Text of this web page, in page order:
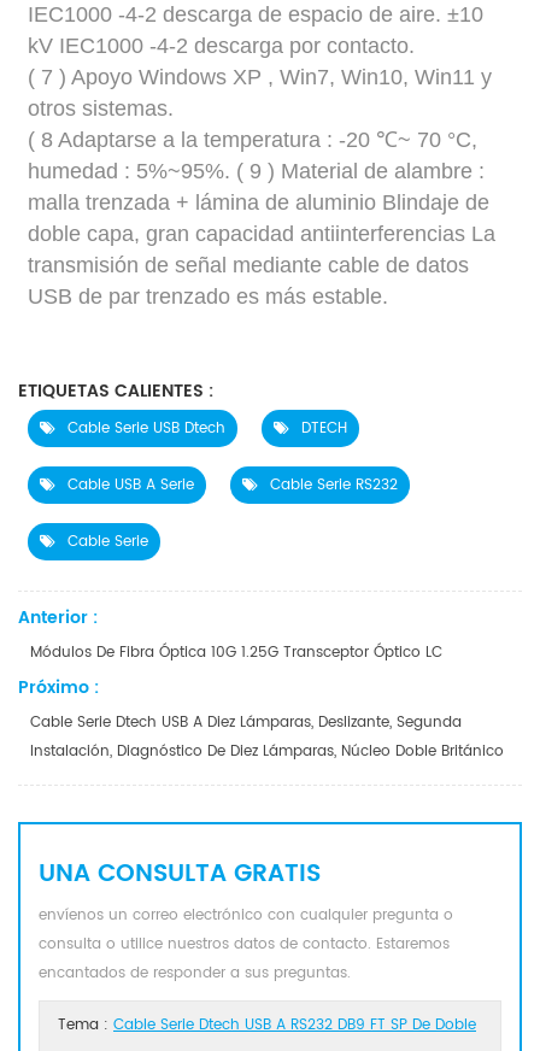
IEC1000-4-2 descarga de espacio de aire.±10
kV IEC1000-4-2 descarga por contacto.
( 7) ApoyoWindows XP , Win7, Win10, Win11 y
otros sistemas.
( 8Adaptarse a la temperatura :-20 ℃~ 70 °C,
humedad : 5%~95%. ( 9) Material de alambre :
malla trenzada + lámina de aluminio Blindaje de
doble capa, gran capacidad antiinterferencias La
transmisión de señal mediante cable de datos
USB de par trenzado es más estable.
ETIQUETAS CALIENTES :
Cable Serie USB Dtech DTECH
Cable USB A Serie Cable Serie RS232
Cable Serie
Anterior :
Módulos De Fibra Óptica 10G 1.25G Transceptor Óptico LC
Próximo :
Cable Serie Dtech USB A Diez Lámparas, Deslizante, Segunda
Instalación, Diagnóstico De Diez Lámparas, Núcleo Doble Británico
UNA CONSULTA GRATIS
envíenos un correo electrónico con cualquier pregunta o
consulta o utilice nuestros datos de contacto. Estaremos
encantados de responder a sus preguntas.
Tema : Cable Serie Dtech USB A RS232 DB9 FT SP De Doble